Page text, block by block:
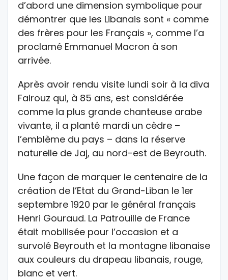
d’abord une dimension symbolique pour
démontrer que les Libanais sont « comme
des frères pour les Français », comme l’a
proclamé Emmanuel Macron à son
arrivée.
Après avoir rendu visite lundi soir à la diva
Fairouz qui, à 85 ans, est considérée
comme la plus grande chanteuse arabe
vivante, il a planté mardi un cèdre –
l’emblème du pays – dans la réserve
naturelle de Jaj, au nord-est de Beyrouth.
Une façon de marquer le centenaire de la
création de l’Etat du Grand-Liban le 1er
septembre 1920 par le général français
Henri Gouraud. La Patrouille de France
était mobilisée pour l’occasion et a
survolé Beyrouth et la montagne libanaise
aux couleurs du drapeau libanais, rouge,
blanc et vert.